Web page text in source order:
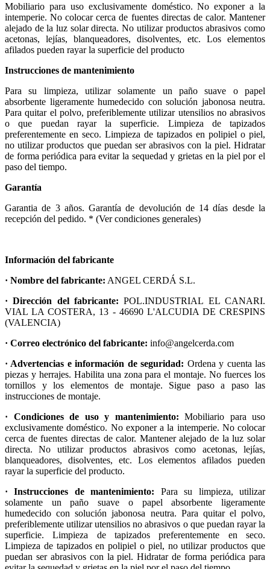
Mobiliario para uso exclusivamente doméstico. No exponer a la
intemperie. No colocar cerca de fuentes directas de calor. Mantener
alejado de la luz solar directa. No utilizar productos abrasivos como
acetonas, lejías, blanqueadores, disolventes, etc. Los elementos
afilados pueden rayar la superficie del producto
Instrucciones de mantenimiento
Para su limpieza, utilizar solamente un paño suave o papel
absorbente ligeramente humedecido con solución jabonosa neutra.
Para quitar el polvo, preferiblemente utilizar utensilios no abrasivos
o que puedan rayar la superficie. Limpieza de tapizados
preferentemente en seco. Limpieza de tapizados en polipiel o piel,
no utilizar productos que puedan ser abrasivos con la piel. Hidratar
de forma periódica para evitar la sequedad y grietas en la piel por el
paso del tiempo.
Garantía
Garantia de 3 años. Garantía de devolución de 14 días desde la
recepción del pedido. * (Ver condiciones generales)
Información del fabricante
· Nombre del fabricante: ANGEL CERDÁ S.L.
· Dirección del fabricante: POL.INDUSTRIAL EL CANARI.
VIAL LA COSTERA, 13 - 46690 L'ALCUDIA DE CRESPINS
(VALENCIA)
· Correo electrónico del fabricante: info@angelcerda.com
· Advertencias e información de seguridad: Ordena y cuenta las
piezas y herrajes. Habilita una zona para el montaje. No fuerces los
tornillos y los elementos de montaje. Sigue paso a paso las
instrucciones de montaje.
· Condiciones de uso y mantenimiento: Mobiliario para uso
exclusivamente doméstico. No exponer a la intemperie. No colocar
cerca de fuentes directas de calor. Mantener alejado de la luz solar
directa. No utilizar productos abrasivos como acetonas, lejías,
blanqueadores, disolventes, etc. Los elementos afilados pueden
rayar la superficie del producto.
· Instrucciones de mantenimiento: Para su limpieza, utilizar
solamente un paño suave o papel absorbente ligeramente
humedecido con solución jabonosa neutra. Para quitar el polvo,
preferiblemente utilizar utensilios no abrasivos o que puedan rayar la
superficie. Limpieza de tapizados preferentemente en seco.
Limpieza de tapizados en polipiel o piel, no utilizar productos que
puedan ser abrasivos con la piel. Hidratar de forma periódica para